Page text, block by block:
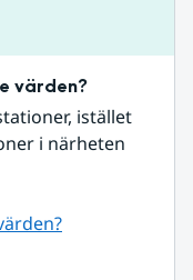
värden?
istället
i närheten